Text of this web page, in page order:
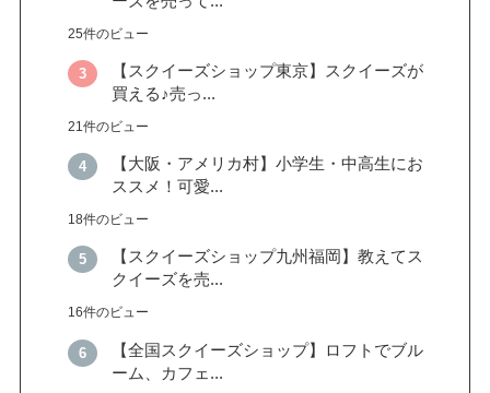
25件のビュー
【スクイーズショップ東京】スクイーズが
買える♪売っ...
21件のビュー
【大阪・アメリカ村】小学生・中高生にお
ススメ！可愛...
18件のビュー
【スクイーズショップ九州福岡】教えてス
クイーズを売...
16件のビュー
【全国スクイーズショップ】ロフトでブル
ーム、カフェ...